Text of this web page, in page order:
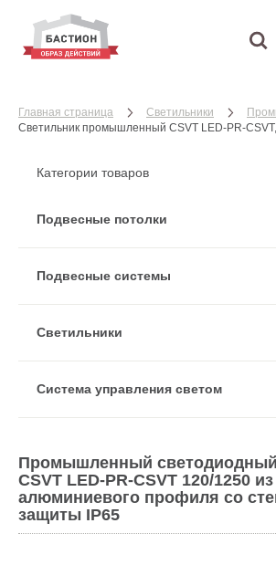
Главная страница Cветильники
Светильник промышленный CSVT LED-PR-
Категории товаров
Подвесные потолки
Подвесные системы
Cветильники
Система управления светом
Промышленный светодиодный
CSVT LED-PR-CSVT 120/1250 из
алюминиевого профиля со
защиты IP65